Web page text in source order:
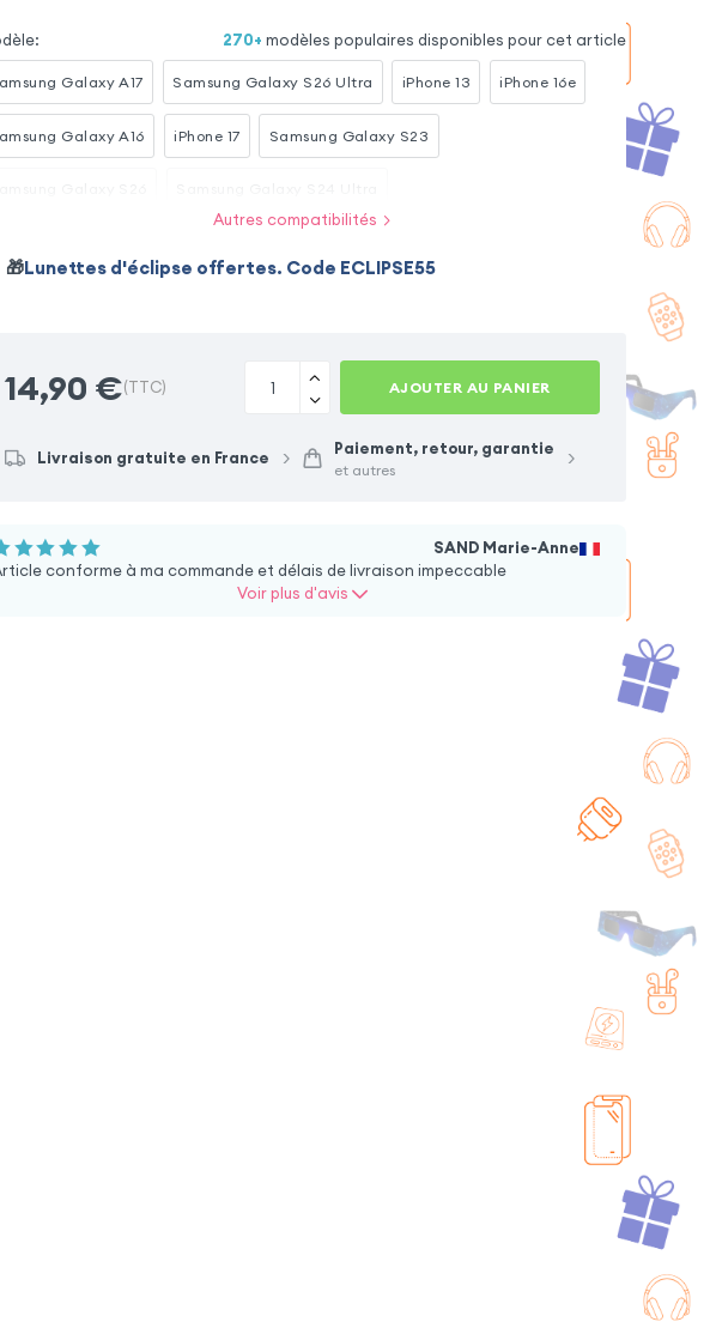
+ 4 couleurs + 10 option
Étui magnétique
+ 4 couleurs + 10 option
Coque iPhone 13 Mini
silicone souple
+ 10 option
: 270+ modèles populaires disponibles pour cet article
Galaxy A17 Samsung Galaxy S26 Ultra iPhone 13 iPhone 16e
Galaxy A16 iPhone 17 Samsung Galaxy S23
Autres compatibilités
🎁Lunettes d'éclipse offertes. Code ECLIPSE55
14,90 €(TTC) AJOUTER AU PANIER
Livraison gratuite en France Paiement, retour, garantie
et autres
SAND Marie-Anne
conforme à ma commande et délais de livraison impeccable
Voir plus d'avis